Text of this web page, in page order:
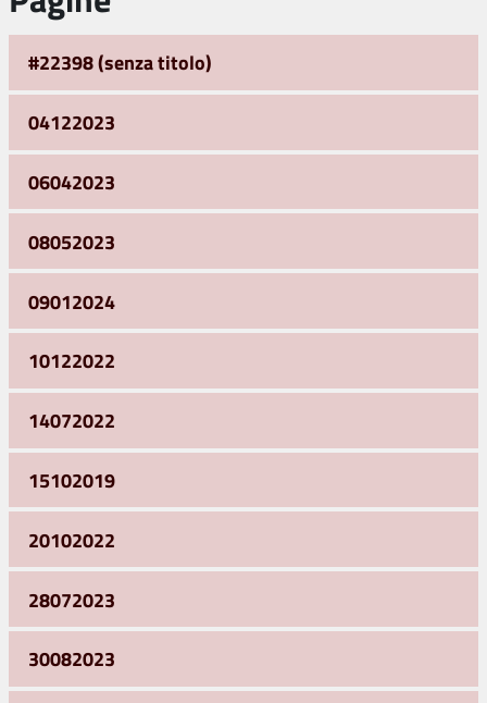
#22398 (senza titolo)
04122023
06042023
08052023
09012024
10122022
14072022
15102019
20102022
28072023
30082023